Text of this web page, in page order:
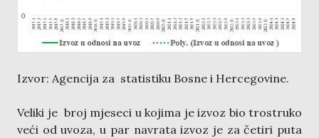
Izvor: Agencija za statistiku Bosne i Hercegovine.
Veliki je broj mjeseci u kojima je izvoz bio trostruko
veći od uvoza, u par navrata izvoz je za četiri puta